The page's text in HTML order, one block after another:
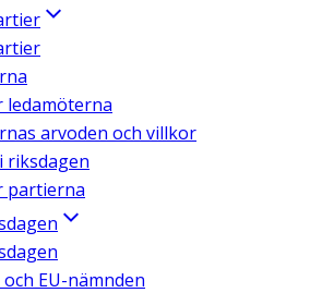
ledamöterna
arvoden och villkor
riksdagen
partierna
EU-nämnden